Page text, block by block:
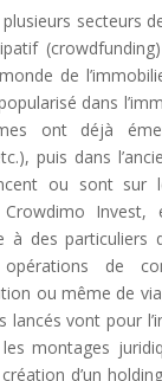
secteurs
de
dans
ont déjà
puis dans
ou sont sur
Crowdimo Invest,
à des particuliers
de
ou même de
lancés vont pour
montages
d’un